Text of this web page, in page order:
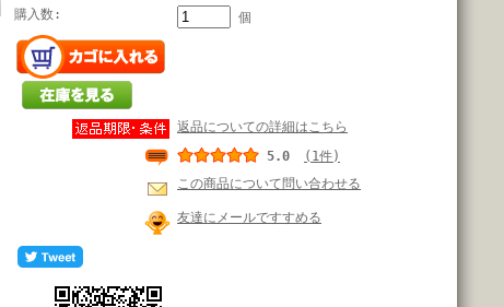
購入数:
個
返品についての詳細はこちら
5.0
(1件)
この商品について問い合わせる
友達にメールですすめる